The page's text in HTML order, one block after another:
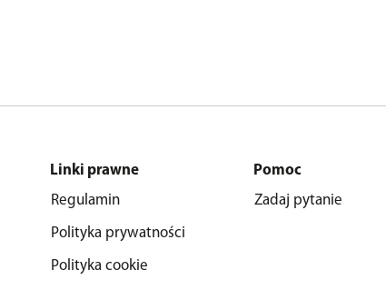
Linki prawne
Regulamin
Polityka prywatności
Polityka cookie
Pomoc
Zadaj pytanie